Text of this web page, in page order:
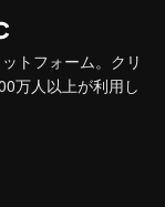
トフォーム。クリ
万人以上が利用し